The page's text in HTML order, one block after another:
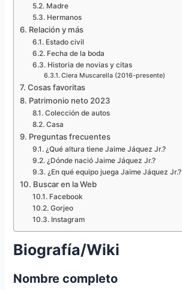
Madre
Hermanos
Relación y más
Estado civil
Fecha de la boda
Historia de novias y citas
Ciera Muscarella (2016-presente)
Cosas favoritas
Patrimonio neto 2023
Colección de autos
Casa
Preguntas frecuentes
¿Qué altura tiene Jaime Jáquez Jr.?
¿Dónde nació Jaime Jáquez Jr.?
¿En qué equipo juega Jaime Jáquez Jr.?
Buscar en la Web
Facebook
Gorjeo
Instagram
Biografía/Wiki
Nombre completo